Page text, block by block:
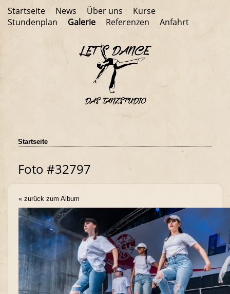
Startseite News Über uns
Kurse
Stundenplan
Galerie Referenzen Anfahrt
Startseite
Foto #32797
« zurück zum Album